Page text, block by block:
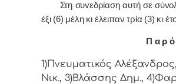
Στη συvεδρίαση αυτή σε
έξι (6) μέλη κι έλειπαν τρία (3) κι
Π α ρ ό
1)Πνευματικός
Νικ., 3)Βλάσσης Δημ.,